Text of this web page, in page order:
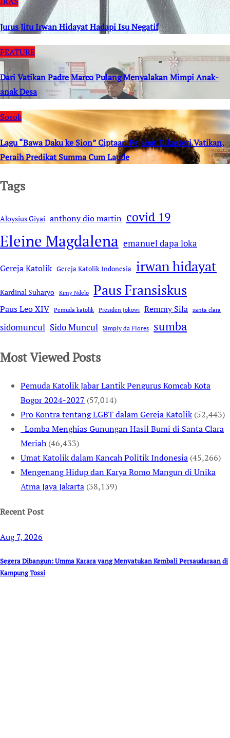
Jurus Jitu Irwan Hidayat Hadapi Isu Negatif
FEATURE
Dari Vatikan Padre Marco Pulang Menyalakan Mimpi Anak-
anak Desa
Sosok
Lagu “Bawa Daku ke Sion” Ciptaan Pejabat Dikasteri Vatikan,
Peraih Predikat Summa Cum Laude
Tags
Aloysius Giyai anthony dio martin covid 19
Eleine Magdalena emanuel dapa loka
Gereja Katolik Gereja Katolik Indonesia irwan hidayat
Kardinal Suharyo Kimy Ndelo Paus Fransiskus
Paus Leo XIV Pemuda katolik Presiden Jokowi Remmy Sila santa clara
sidomuncul Sido Muncul Simply da Flores sumba
Most Viewed Posts
Pemuda Katolik Jabar Lantik Pengurus Komcab Kota
Bogor 2024-2027 (57,014)
Pro Kontra tentang LGBT dalam Gereja Katolik (52,443)
Lomba Menghias Gunungan Hasil Bumi di Santa Clara
Meriah (46,433)
Umat Katolik dalam Kancah Politik Indonesia (45,266)
Mengenang Hidup dan Karya Romo Mangun di Unika
Atma Jaya Jakarta (38,139)
Recent Post
Aug 7, 2026
Segera Dibangun: Umma Karara yang Menyatukan Kembali Persaudaraan di
Kampung Tossi